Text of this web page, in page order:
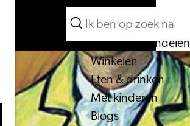
Menu
Zoeken
Wat te doen
Vanaf het water
Fietsen & wandelen
Winkelen
Eten & drinken
Met kinderen
Blogs
Zoeken